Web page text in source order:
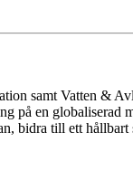
samt Vatten &
på en globaliserad
bidra till ett